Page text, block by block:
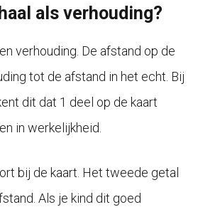
als verhouding?
verhouding. De afstand op de
tot de afstand in het echt. Bij
dit dat 1 deel op de kaart
in werkelijkheid.
bij de kaart. Het tweede getal
Als je kind dit goed